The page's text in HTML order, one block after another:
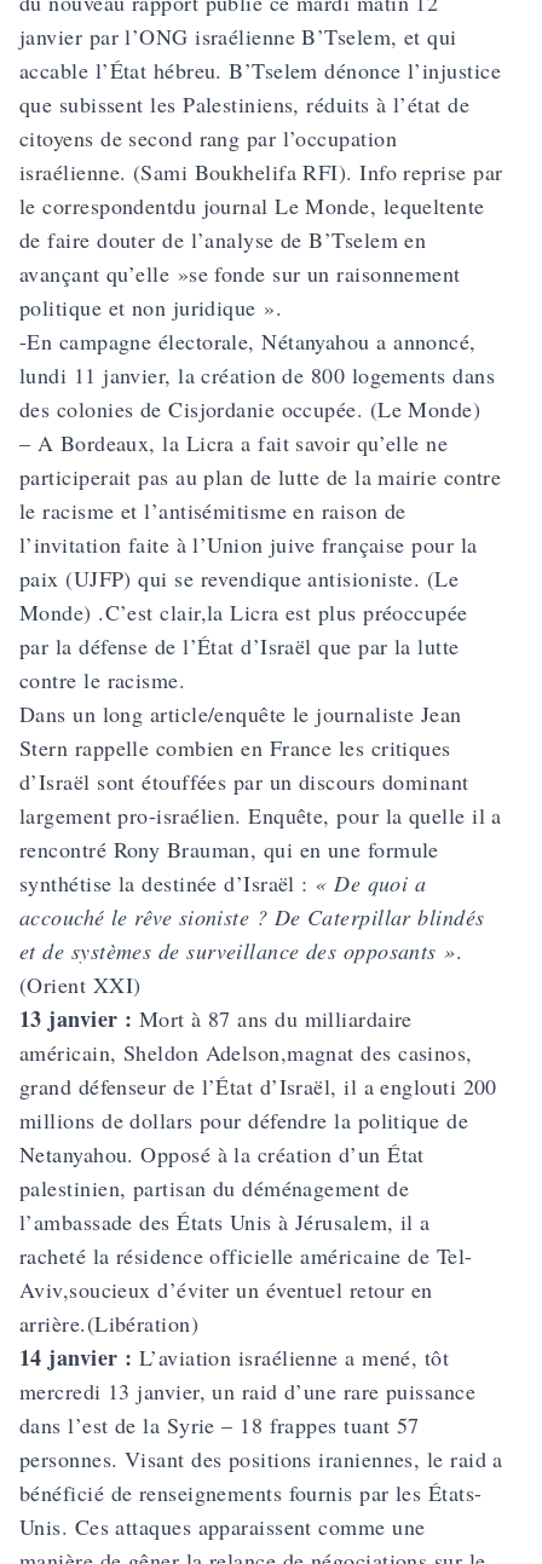
janvier par l’ONG israélienne B’Tselem, et qui
accable l’État hébreu. B’Tselem dénonce l’injustice
que subissent les Palestiniens, réduits à l’état de
citoyens de second rang par l’occupation
israélienne. (Sami Boukhelifa RFI). Info reprise par
le correspondentdu journal Le Monde, lequeltente
de faire douter de l’analyse de B’Tselem en
avançant qu’elle »se fonde sur un raisonnement
politique et non juridique ».
-En campagne électorale, Nétanyahou a annoncé,
lundi 11 janvier, la création de 800 logements dans
des colonies de Cisjordanie occupée. (Le Monde)
– A Bordeaux, la Licra a fait savoir qu’elle ne
participerait pas au plan de lutte de la mairie contre
le racisme et l’antisémitisme en raison de
l’invitation faite à l’Union juive française pour la
paix (UJFP) qui se revendique antisioniste. (Le
Monde) .C’est clair,la Licra est plus préoccupée
par la défense de l’État d’Israël que par la lutte
contre le racisme.
Dans un long article/enquête le journaliste Jean
Stern rappelle combien en France les critiques
d’Israël sont étouffées par un discours dominant
largement pro-israélien. Enquête, pour la quelle il a
rencontré Rony Brauman, qui en une formule
synthétise la destinée d’Israël : « De quoi a
accouché le rêve sioniste ? De Caterpillar blindés
et de systèmes de surveillance des opposants ».
(Orient XXI)
13 janvier : Mort à 87 ans du milliardaire
américain, Sheldon Adelson,magnat des casinos,
grand défenseur de l’État d’Israël, il a englouti 200
millions de dollars pour défendre la politique de
Netanyahou. Opposé à la création d’un État
palestinien, partisan du déménagement de
l’ambassade des États Unis à Jérusalem, il a
racheté la résidence officielle américaine de Tel-
Aviv,soucieux d’éviter un éventuel retour en
arrière.(Libération)
14 janvier : L’aviation israélienne a mené, tôt
mercredi 13 janvier, un raid d’une rare puissance
dans l’est de la Syrie – 18 frappes tuant 57
personnes. Visant des positions iraniennes, le raid a
bénéficié de renseignements fournis par les États-
Unis. Ces attaques apparaissent comme une